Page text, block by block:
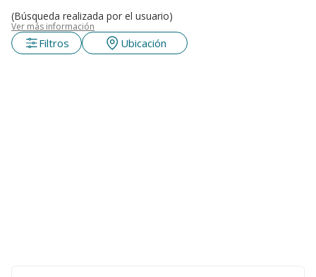
(Búsqueda realizada por el usuario)
Ver más información
Filtros Ubicación